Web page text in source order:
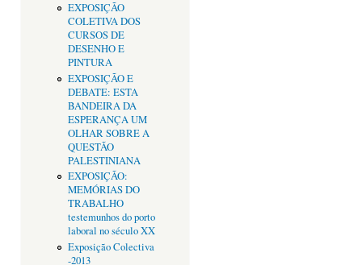
EXPOSIÇÃO
COLETIVA DOS
CURSOS DE
DESENHO E
PINTURA
EXPOSIÇÃO E
DEBATE: ESTA
BANDEIRA DA
ESPERANÇA UM
OLHAR SOBRE A
QUESTÃO
PALESTINIANA
EXPOSIÇÃO:
MEMÓRIAS DO
TRABALHO
testemunhos do porto
laboral no século XX
Exposição Colectiva
-2013